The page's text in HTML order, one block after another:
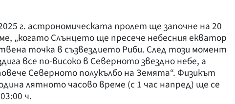
г. астрономическата пролет ще започне на 20
„когато Слънцето ще пресече небесния екватор
точка в съзвездието Риби. След този момент
все по-високо в Северното звездно небе, а
Северното полукълбо на Земята“. Физикът
лятното часово време (с 1 час напред) ще се
ч.